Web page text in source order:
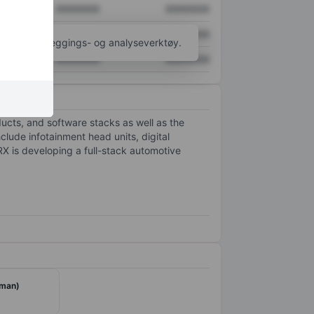
XXXXXXX XXXXXXX
flere kartleggings- og analyseverktøy.
and software stacks as well as the
infotainment head units, digital
is developing a full-stack automotive